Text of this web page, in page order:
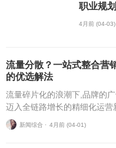
职业规
4月前 (04-03)
流量分散？一站式整合营
的优选解法
流量碎片化的浪潮下,品牌的
迈入全链路增长的精细化运
增长困境:死守腾讯广告,转化
容火了却...
新闻综合 ⋅ 4月前 (04-01)